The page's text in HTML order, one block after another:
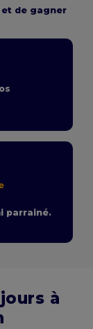
de gagner
parrainé.
à